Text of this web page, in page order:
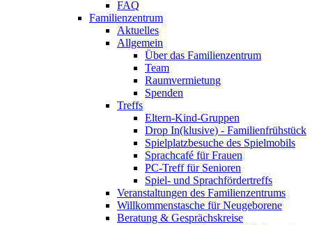
FAQ
Familienzentrum
Aktuelles
Allgemein
Über das Familienzentrum
Team
Raumvermietung
Spenden
Treffs
Eltern-Kind-Gruppen
Drop In(klusive) - Familienfrühstück
Spielplatzbesuche des Spielmobils
Sprachcafé für Frauen
PC-Treff für Senioren
Spiel- und Sprachfördertreffs
Veranstaltungen des Familienzentrums
Willkommenstasche für Neugeborene
Beratung & Gesprächskreise